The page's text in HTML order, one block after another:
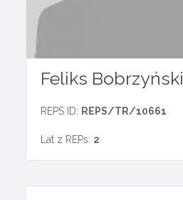
Feliks Bobrzyński
REPS ID: REPS/TR/10661
Lat z REPs: 2